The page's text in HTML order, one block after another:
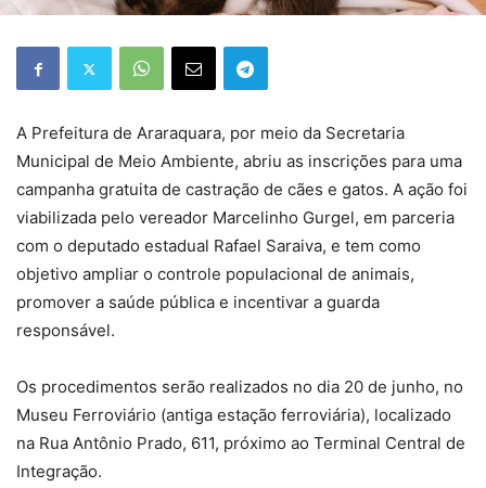
A Prefeitura de Araraquara, por meio da Secretaria
Municipal de Meio Ambiente, abriu as inscrições para uma
campanha gratuita de castração de cães e gatos. A ação foi
viabilizada pelo vereador Marcelinho Gurgel, em parceria
com o deputado estadual Rafael Saraiva, e tem como
objetivo ampliar o controle populacional de animais,
promover a saúde pública e incentivar a guarda
responsável.
Os procedimentos serão realizados no dia 20 de junho, no
Museu Ferroviário (antiga estação ferroviária), localizado
na Rua Antônio Prado, 611, próximo ao Terminal Central de
Integração.